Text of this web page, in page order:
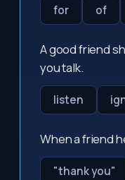
for of
A good friend
you talk.
listen
When a friend
"thank you"